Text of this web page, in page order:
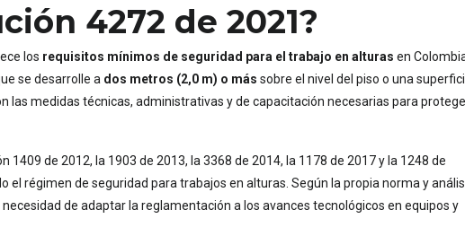
4272 de 2021?
los requisitos mínimos de seguridad para el trabajo en alturas en
se desarrolle a dos metros (2,0 m) o más sobre el nivel del piso o una
las medidas técnicas, administrativas y de capacitación necesarias para
1409 de 2012, la 1903 de 2013, la 3368 de 2014, la 1178 de 2017 y la 1248 de
el régimen de seguridad para trabajos en alturas. Según la propia norma y
de adaptar la reglamentación a los avances tecnológicos en equipos y